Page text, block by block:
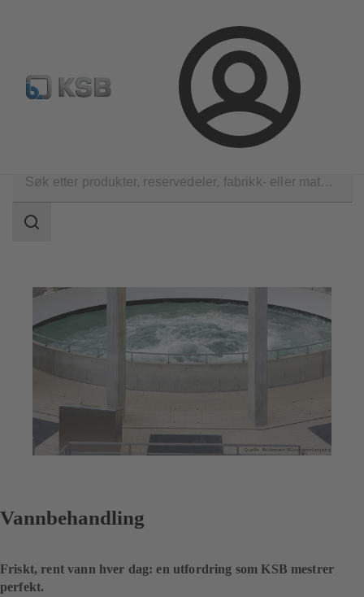
Logg
inn
Produktsøk Retur & reklamasjon Konfigurer
Vannbehandling
Søkeområde
Vannbehandling
Friskt, rent vann hver dag: en utfordring som KSB mestrer
perfekt.